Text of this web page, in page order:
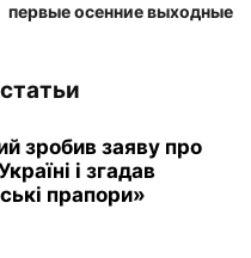
первые осенние выходные
зробив заяву про
і згадав
прапори»